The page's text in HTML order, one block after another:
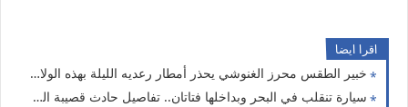
اقرا ايضا
خبير الطقس محرز الغنوشي يحذر أمطار رعديه الليلة بهذه الولايات
سيارة تنقلب في البحر وبداخلها فتاتان.. تفاصيل حادث قصيبة المديوني